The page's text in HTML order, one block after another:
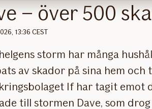
– över 500
13:36 CEST
storm har många
av skador på sina hem och
If har tagit emot
till stormen Dave, som